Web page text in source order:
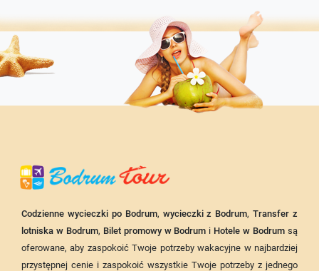
Codzienne wycieczki po Bodrum, wycieczki z Bodrum,Transfer z
lotniska w Bodrum, Bilet promowy w Bodrum i Hotele w Bodrum są
oferowane, aby zaspokoić Twoje potrzeby wakacyjne w najbardziej
przystępnej cenie i zaspokoić wszystkie Twoje potrzeby z jednego